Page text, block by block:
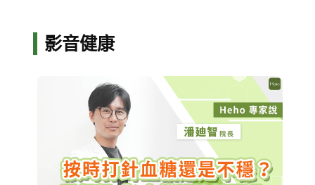
影音健康